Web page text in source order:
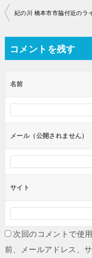
投
ビ
ー
シ
ン
コメントを残す
名前
メール（公開されません）
サイト
次回のコメントで使
前、メールアドレス、